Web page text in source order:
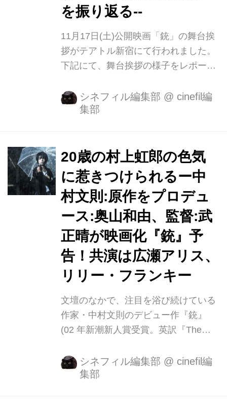
ンドネシア、 シリア、タイなどの作品
とともに、日本からは本作が選出され
ました。 そして「アルベール・カミュ
の作品を読んだことのある人なら誰も
が馴染み...
を振り返る--
11月17日(土)公開映画「銃」の舞台挨
拶がテアトル新宿にて行われました。
下記にて、舞台挨拶の様子をレポート
日程 11月17日（土） 場所 テアトル新
宿 登壇者 村上虹郎さん、広瀬アリス
ん、後藤淳平さん、 中村文則さん、武
正晴監督さん、奥山和由さん ■MC：
伊藤さとり ※敬称略 ■レポート 11月
17日（土）、東京・テアトル新宿に
て、映画『銃』の初日舞台挨拶が行わ
れ、村上虹郎さん、広瀬アリスさん、
日南響子さん、リリー・フランキーさ
ん、新垣里沙さん、岡山天音さん、後
藤淳平（ジャルジ...
シネフィル編集部 @ cinefil編
集部
20歳の村上虹郎の色気
に惹きつけられるー中
村文則:原作をプロデュ
ース:奥山和由、監督:武
正晴が映画化『銃』予
告！共演は広瀬アリス、
リリー・フランキー
文壇のなかで、注目を浴び続けている
作家・中村文則のデビュー作『銃』
(02 年新潮新人賞受賞。英訳『The
ト・ジャーナル」年間ベストミステリ
ー10 冊選出)。中村自身が “偏愛してい
シネフィル編集部 @ cinefil編
集部